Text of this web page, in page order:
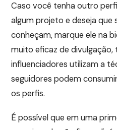
Caso você tenha outro
algum projeto e deseja que
conheçam, marque ele na
muito eficaz de
influenciadores utilizam a
seguidores podem
os perfis.
É possível que em uma